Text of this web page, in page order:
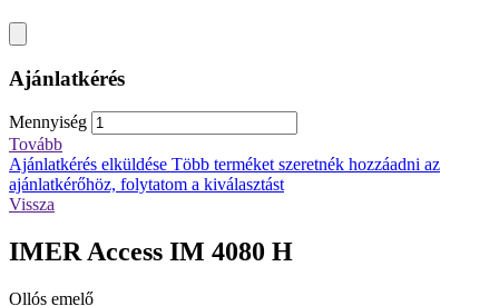
Ajánlatkérés
Mennyiség
Tovább
Ajánlatkérés elküldése Több terméket szeretnék hozzáadni az
ajánlatkérőhöz, folytatom a kiválasztást
Vissza
IMER Access IM 4080 H
Ollós emelő